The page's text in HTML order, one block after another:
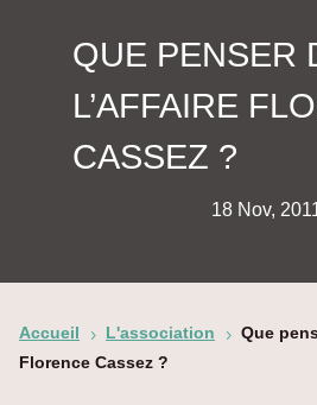
QUE PENSER
L’AFFAIRE
CASSEZ ?
18 Nov,
Accueil 5 L'association 5 Que
Florence Cassez ?